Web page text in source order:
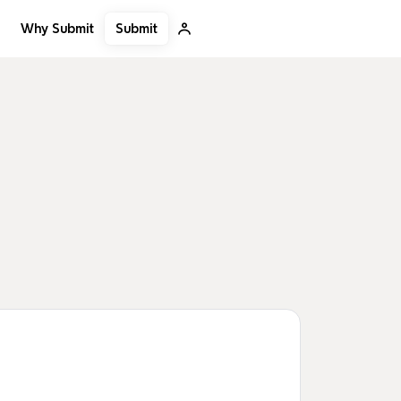
Why Submit Submit